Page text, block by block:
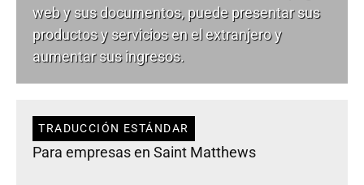
web y sus documentos, puede presentar sus
productos y servicios en el extranjero y
aumentar sus ingresos.
TRADUCCIÓN ESTÁNDAR
Para empresas en Saint Matthews